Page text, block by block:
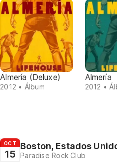
Almería (Deluxe)
2012 • Álbum
Almería
2012 •
OCT
15
Boston, Estados
Paradise Rock Club